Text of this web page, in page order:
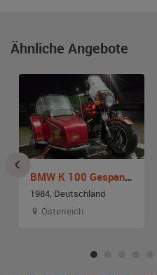
Ähnliche Angebote
BMW K 100 Gespann mit EML Seitenwagen
1984, Deutschland
Österreich